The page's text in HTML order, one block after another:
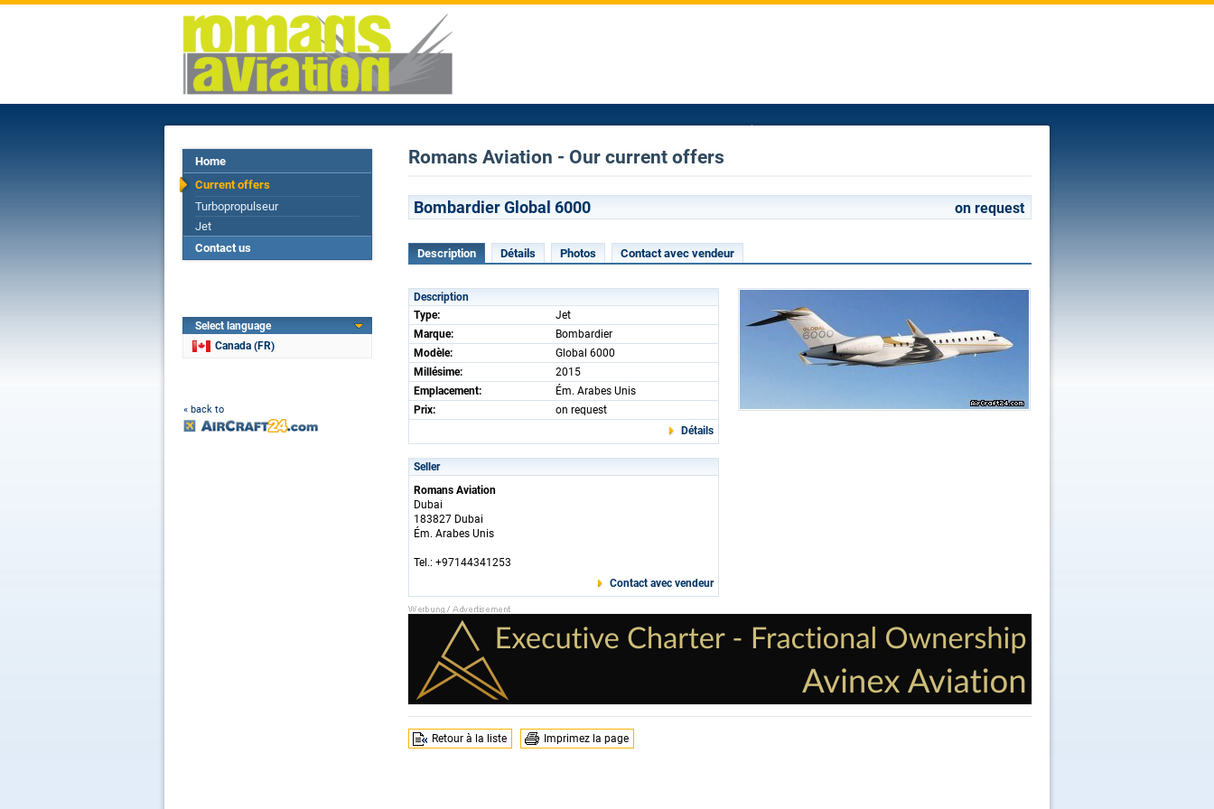
Home
Current offers
Turbopropulseur
Jet
Contact us
Select language
Canada (FR)
« back to
Romans Aviation - Our current offers
Bombardier Global 6000 on request
Description Détails Photos Contact avec vendeur
Description
Type:
Jet
Marque:
Bombardier
Modèle:
Global 6000
Millésime:
2015
Emplacement:
Ém. Arabes Unis
Prix:
on request
Détails
Seller
Romans Aviation
Dubai
183827 Dubai
Ém. Arabes Unis
Tel.: +97144341253
Contact avec vendeur
Retour à la liste Imprimez la page